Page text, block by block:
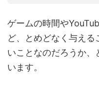
ゲームの時間や
ど、とめどなく与え
いことなのだろうか、
います。